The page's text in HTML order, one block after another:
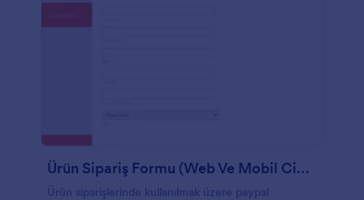
Ürün Sipariş Formu (Web Ve Mobil Cihaz Uyumlu)
Ürün siparişlerinde kullanılmak üzere paypal